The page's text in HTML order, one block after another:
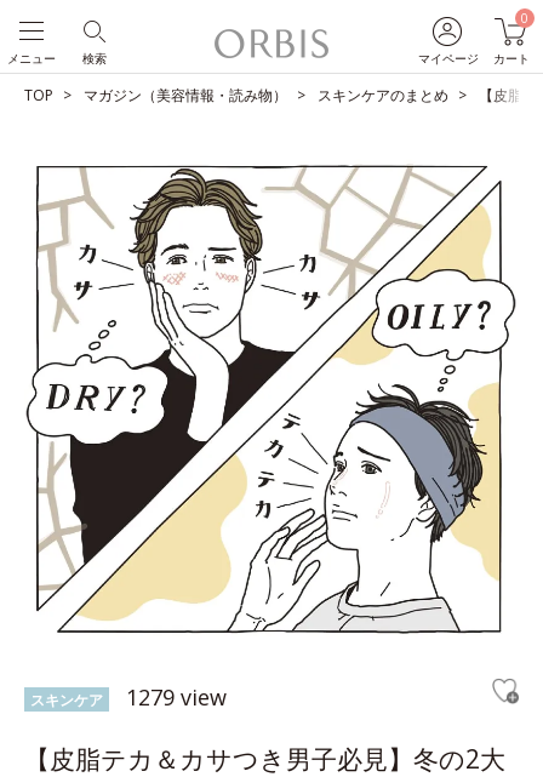
マイページ
0
カート
検索
メニュー
TOP マガジン（美容情報・読み物） スキンケアのまとめ 【皮脂
スキンケア 1279 view
【皮脂テカ＆カサつき男子必見】冬の2大